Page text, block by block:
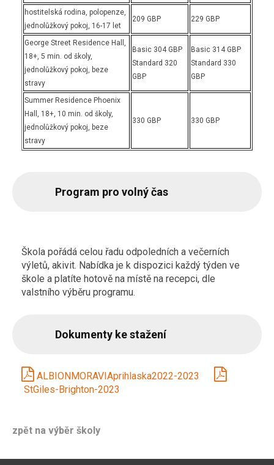
hostitelská rodina, polopenze,
jednolůžkový pokoj, 16-17 let
209 GBP 229 GBP
George Street Residence Hall,
18+, 5 min. od školy,
jednolůžkový pokoj, beze
stravy
Basic 304 GBP
Standard 320
GBP
Basic 314 GBP
Standard 330
GBP
Summer Residence Phoenix
Hall, 18+, 10 min. od školy,
jednolůžkový pokoj, beze
stravy
330 GBP 330 GBP
Program pro volný čas
Škola pořádá celou řadu odpoledních a večerních
výletů, akivit. Nabídka je k dispozici každý týden ve
škole a platíte hotově na místě na recepci, dle
valstního výběru programu.
Dokumenty ke stažení
ALBIONMORAVIAprihlaska2022-2023
StGiles-Brighton-2023
zpět na výběr školy